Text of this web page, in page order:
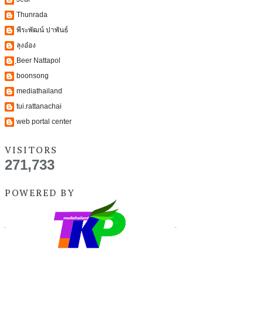
Thunrada
พีระพัฒน์ ปาพันธ์
ลุงอ๋อง
ฺBeer Nattapol
boonsong
mediathailand
tui.rattanachai
web portal center
VISITORS
271,733
POWERED BY